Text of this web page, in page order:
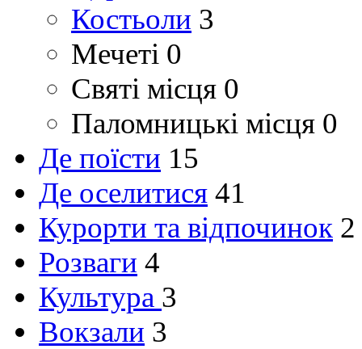
Костьоли 3
Мечеті 0
Святі місця 0
Паломницькі місця 0
Де поїсти 15
Де оселитися 41
Курорти та відпочинок 2
Розваги 4
Культура 3
Вокзали 3